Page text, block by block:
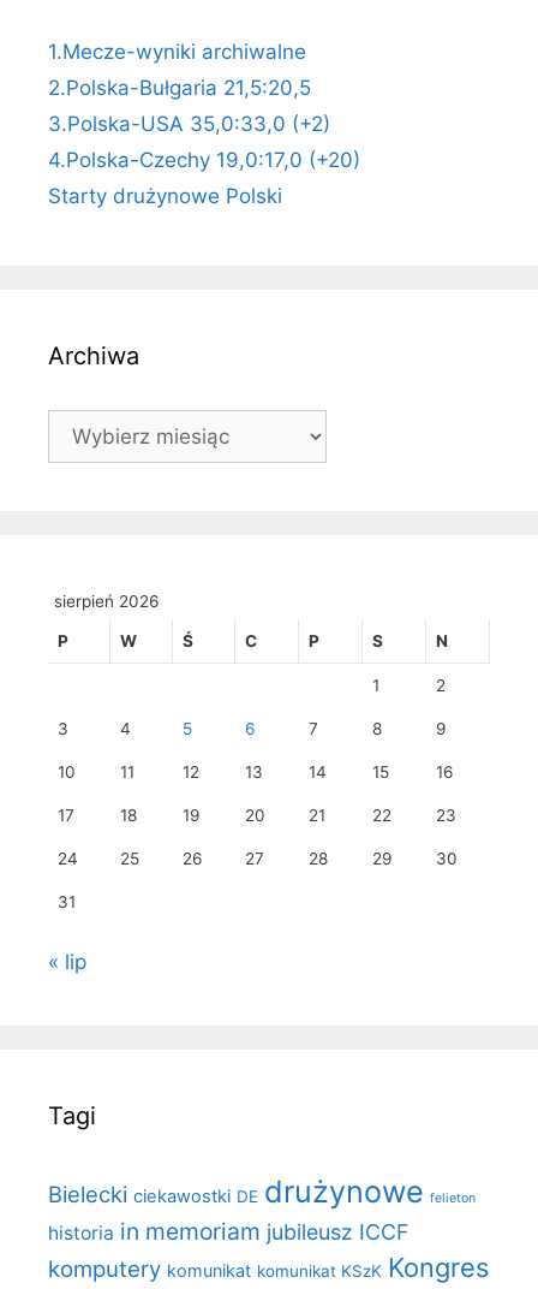
1.Mecze-wyniki archiwalne
2.Polska-Bułgaria 21,5:20,5
3.Polska-USA 35,0:33,0 (+2)
4.Polska-Czechy 19,0:17,0 (+20)
Starty drużynowe Polski
Archiwa
Archiwa
sierpień 2026
P W Ś C P S N
1 2
3 4 5 6 7 8 9
10 11 12 13 14 15 16
17 18 19 20 21 22 23
24 25 26 27 28 29 30
31
« lip
Tagi
Bielecki ciekawostki DE drużynowe felieton
historia in memoriam jubileusz ICCF
komputery komunikat komunikat KSzK Kongres